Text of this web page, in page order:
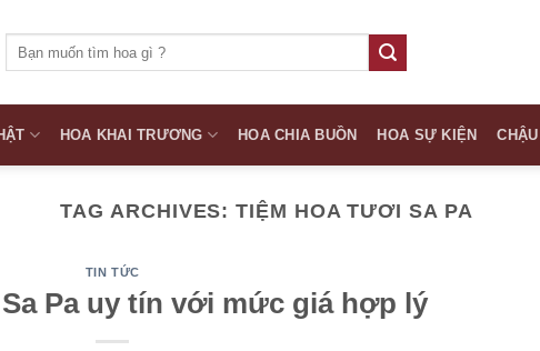
kiếm:
HOA KHAI TRƯƠNG HOA CHIA BUỒN HOA SỰ KIỆN
TAG ARCHIVES:TIỆM HOA TƯƠI SA PA
TIN TỨC
Pa uy tín với mức giá hợp lý